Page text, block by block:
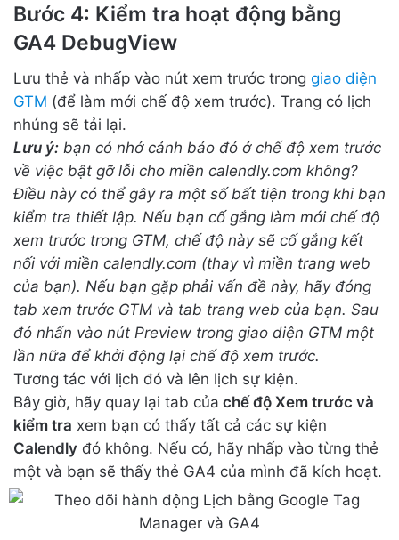
Bước 4: Kiểm tra hoạt động bằng
GA4 DebugView
Lưu thẻ và nhấp vào nút xem trước trong giao diện
GTM (để làm mới chế độ xem trước). Trang có lịch
nhúng sẽ tải lại.
Lưu ý: bạn có nhớ cảnh báo đó ở chế độ xem trước
về việc bật gỡ lỗi cho miền calendly.com không?
Điều này có thể gây ra một số bất tiện trong khi bạn
kiểm tra thiết lập. Nếu bạn cố gắng làm mới chế độ
xem trước trong GTM, chế độ này sẽ cố gắng kết
nối với miền calendly.com (thay vì miền trang web
của bạn). Nếu bạn gặp phải vấn đề này, hãy đóng
tab xem trước GTM và tab trang web của bạn. Sau
đó nhấn vào nút Preview trong giao diện GTM một
lần nữa để khởi động lại chế độ xem trước.
Tương tác với lịch đó và lên lịch sự kiện.
Bây giờ, hãy quay lại tab của chế độ Xem trước và
kiểm tra xem bạn có thấy tất cả các sự kiện
Calendly đó không. Nếu có, hãy nhấp vào từng thẻ
một và bạn sẽ thấy thẻ GA4 của mình đã kích hoạt.